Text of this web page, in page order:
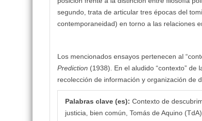
segundo, trata de articular tres épocas del
contemporaneidad) en torno a las relaciones
Los mencionados ensayos pertenecen al
Prediction (1938). En el aludido “contexto” de
recolección de información y organización de
Palabras clave (es): Contexto de
justicia, bien común, Tomás de Aquino